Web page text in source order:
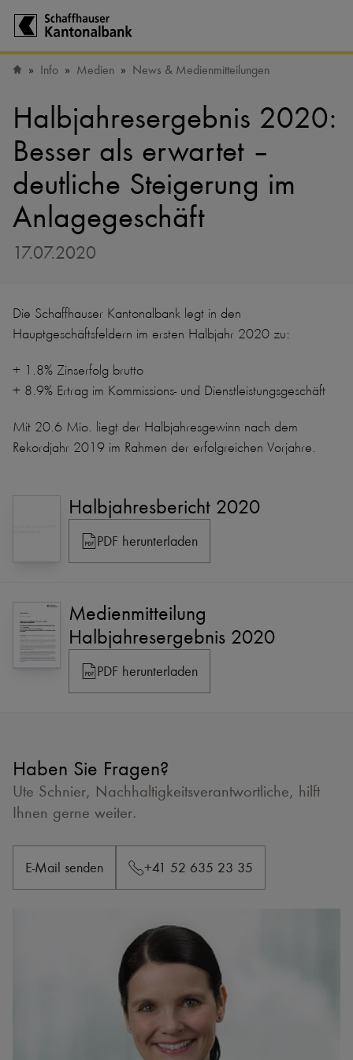
Info Medien News & Medienmitteilungen
Halbjahresergebnis 2020:
Besser als erwartet –
deutliche Steigerung im
Anlagegeschäft
17.07.2020
Die Schaffhauser Kantonalbank legt in den
Hauptgeschäftsfeldern im ersten Halbjahr 2020 zu:
+ 1.8% Zinserfolg brutto
+ 8.9% Ertrag im Kommissions- und Dienstleistungsgeschäft
Mit 20.6 Mio. liegt der Halbjahresgewinn nach dem
Rekordjahr 2019 im Rahmen der erfolgreichen Vorjahre.
Halbjahresbericht 2020
PDF herunterladen
Medienmitteilung
Halbjahresergebnis 2020
PDF herunterladen
Haben Sie Fragen?
Ute Schnier, Nachhaltigkeitsverantwortliche, hilft
Ihnen gerne weiter.
E-Mail senden +41 52 635 23 35